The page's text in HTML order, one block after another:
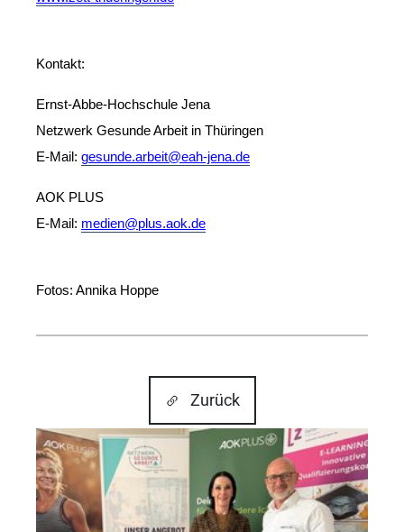
Kontakt:
Ernst-Abbe-Hochschule Jena
Netzwerk Gesunde Arbeit in Thüringen
E-Mail: gesunde.arbeit@eah-jena.de
AOK PLUS
E-Mail: medien@plus.aok.de
Fotos: Annika Hoppe
Zurück
Show larger version for: